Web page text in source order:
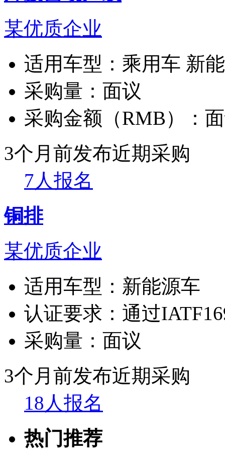
某优质企业
适用车型： 乘用车 新
采购量： 面议
采购金额（RMB）：
3个月前发布近期采购
7人报名
铜排
某优质企业
适用车型： 新能源车
认证要求： 通过
采购量： 面议
3个月前发布近期采购
18人报名
热门推荐